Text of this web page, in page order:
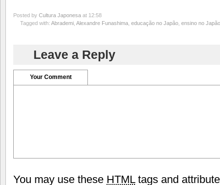
Posted by Cultura Japonesa at 12:58
Tagged with: Abrademi Alexandre Funashima educação no Japão ensino no Japão
Leave a Reply
Your Comment
You may use these HTMLtags and